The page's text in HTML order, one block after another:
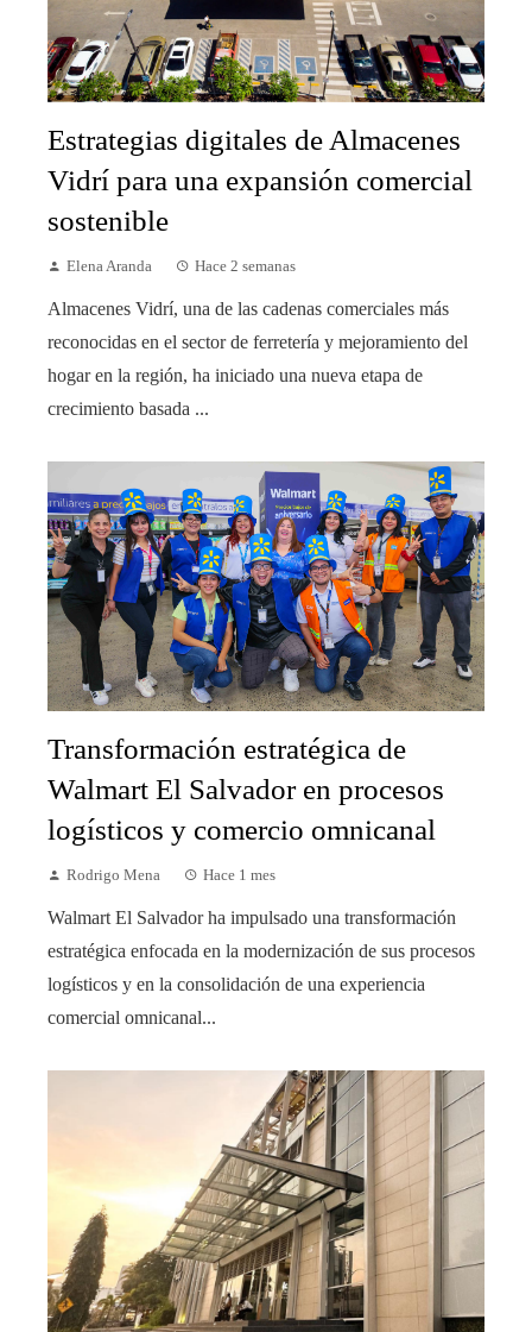
Estrategias digitales de Almacenes
Vidrí para una expansión comercial
sostenible
Elena Aranda Hace 2 semanas
Almacenes Vidrí, una de las cadenas comerciales más
reconocidas en el sector de ferretería y mejoramiento del
hogar en la región, ha iniciado una nueva etapa de
crecimiento basada ...
Transformación estratégica de
Walmart El Salvador en procesos
logísticos y comercio omnicanal
Rodrigo Mena Hace 1 mes
Walmart El Salvador ha impulsado una transformación
estratégica enfocada en la modernización de sus procesos
logísticos y en la consolidación de una experiencia
comercial omnicanal...